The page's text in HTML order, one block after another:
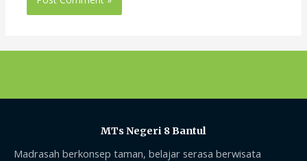
MTs Negeri 8 Bantul
Madrasah berkonsep taman, belajar serasa berwisata